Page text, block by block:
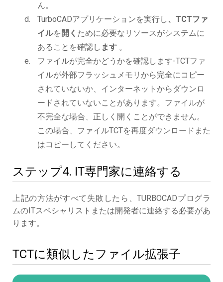
ん。
TurboCADアプリケーションを実行し、TCTファ
イルを 開く ために必要なリソースがシステムに
あることを確認し ます 。
ファイルが完全かどうかを確認します-TCTファ
イルが外部フラッシュメモリから完全にコピー
されていないか、インターネットからダウンロ
ードされていないことがあります。ファイルが
不完全な場合、正しく開くことができません。
この場合、ファイルTCTを再度ダウンロードまた
はコピーしてください。
ステップ4. IT専門家に連絡する
上記の方法がすべて失敗したら、TURBOCADプログラ
ムのITスペシャリストまたは開発者に連絡する必要があ
ります。
TCTに類似したファイル拡張子